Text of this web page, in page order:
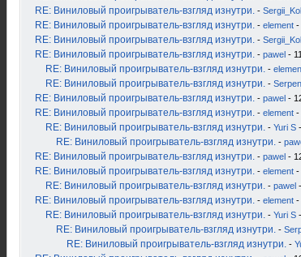
RE: Виниловый проигрыватель-взгляд изнутри. -
RE: Виниловый проигрыватель-взгляд изнутри. - element -
RE: Виниловый проигрыватель-взгляд изнутри. -
RE: Виниловый проигрыватель-взгляд изнутри. - pawel -
RE: Виниловый проигрыватель-взгляд изнутри. -
RE: Виниловый проигрыватель-взгляд изнутри. -
RE: Виниловый проигрыватель-взгляд изнутри. - pawel -
RE: Виниловый проигрыватель-взгляд изнутри. - element -
RE: Виниловый проигрыватель-взгляд изнутри. - Yuri S
RE: Виниловый проигрыватель-взгляд изнутри. -
RE: Виниловый проигрыватель-взгляд изнутри. - pawel -
RE: Виниловый проигрыватель-взгляд изнутри. - element -
RE: Виниловый проигрыватель-взгляд изнутри. - pawel
RE: Виниловый проигрыватель-взгляд изнутри. - element -
RE: Виниловый проигрыватель-взгляд изнутри. - Yuri S
RE: Виниловый проигрыватель-взгляд изнутри. -
RE: Виниловый проигрыватель-взгляд изнутри. -